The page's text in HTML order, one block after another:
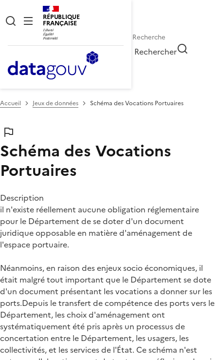
RÉPUBLIQUE
FRANÇAISE
Rechercher
Accueil Jeux de données Schéma des Vocations Portuaires
Schéma des Vocations
Portuaires
Description
il n'existe réellement aucune obligation réglementaire
pour le Département de se doter d'un document
juridique opposable en matière d'aménagement de
l'espace portuaire.
Néanmoins, en raison des enjeux socio économiques, il
était malgré tout important que le Département se dote
d'un document présentant les vocations a donner sur les
ports.Depuis le transfert de compétence des ports vers le
Département, les choix d'aménagement ont
systématiquement été pris après un processus de
concertation entre le Département, les usagers, les
collectivités, et les services de l'État. Ce schéma n'est